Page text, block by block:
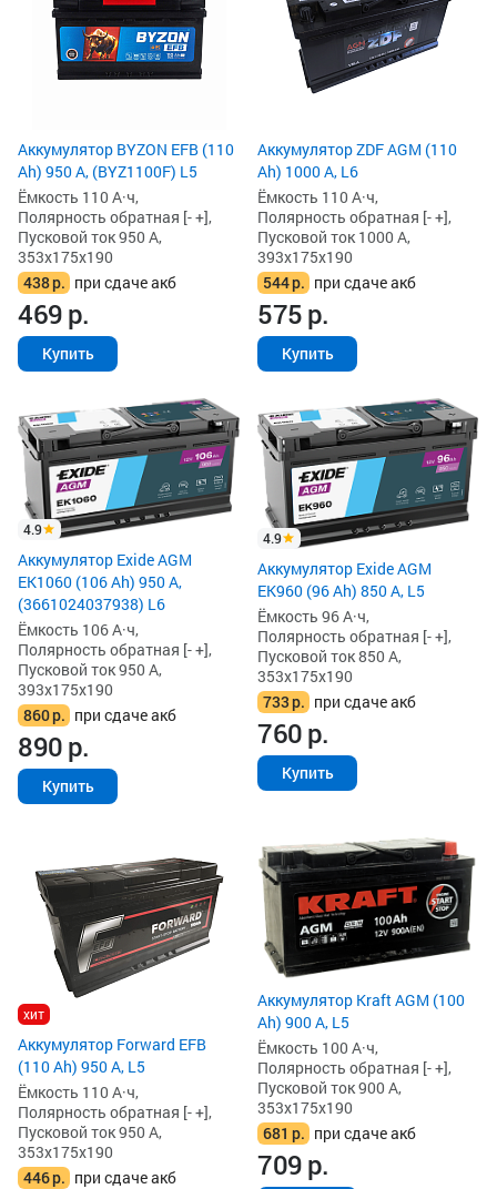
Аккумулятор BYZON EFB (110
Ah) 950 А, (BYZ1100F) L5
Ёмкость 110 А·ч,
Полярность обратная [- +],
Пусковой ток 950 А,
353x175x190
438р. при сдаче акб
469р.
Купить
Аккумулятор ZDF AGM (110
Ah) 1000 А, L6
Ёмкость 110 А·ч,
Полярность обратная [- +],
Пусковой ток 1000 А,
393x175x190
544р. при сдаче акб
575р.
Купить
4.9
Аккумулятор Exide AGM
EK1060 (106 Ah) 950 А,
(3661024037938) L6
Ёмкость 106 А·ч,
Полярность обратная [- +],
Пусковой ток 950 А,
393x175x190
860р. при сдаче акб
890р.
Купить
4.9
Аккумулятор Exide AGM
EK960 (96 Ah) 850 А, L5
Ёмкость 96 А·ч,
Полярность обратная [- +],
Пусковой ток 850 А,
353x175x190
733р. при сдаче акб
760р.
Купить
хит
Аккумулятор Forward EFB
(110 Ah) 950 А, L5
Ёмкость 110 А·ч,
Полярность обратная [- +],
Пусковой ток 950 А,
353x175x190
446р. при сдаче акб
Аккумулятор Kraft AGM (100
Ah) 900 А, L5
Ёмкость 100 А·ч,
Полярность обратная [- +],
Пусковой ток 900 А,
353x175x190
681 р. при сдаче акб
709р.